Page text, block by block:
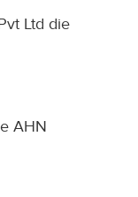
Ltd die
AHN